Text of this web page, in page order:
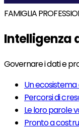
FAMIGLIA
Intelligenza
Governare i dati e
Un
Percorsi di
Le loro parole
Pronto a